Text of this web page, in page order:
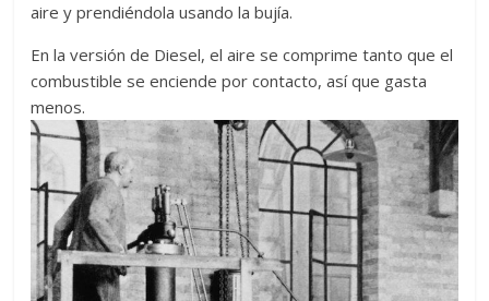
aire y prendiéndola usando la bujía.
En la versión de Diesel, el aire se comprime tanto que el
combustible se enciende por contacto, así que gasta
menos.